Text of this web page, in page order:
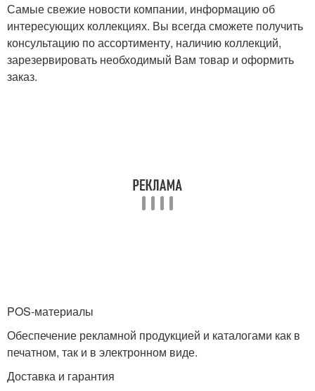
Самые свежие новости компании, информацию об
интересующих коллекциях. Вы всегда сможете получить
консультацию по ассортименту, наличию коллекций,
зарезервировать необходимый Вам товар и оформить
заказ.
POS-материалы
Обеспечение рекламной продукцией и каталогами как в
печатном, так и в электронном виде.
Доставка и гарантия